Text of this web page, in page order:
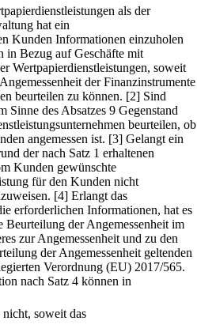
als der
hat ein
Kunden Informationen einzuholen
in Bezug auf Geschäfte mit
Wertpapierdienstleistungen, soweit
der Finanzinstrumente
beurteilen zu können. [2] Sind
Sinne des Absatzes 9 Gegenstand
beurteilen, ob
angemessen ist. [3] Gelangt ein
der nach Satz 1 erhaltenen
Kunden gewünschte
für den Kunden nicht
[4] Erlangt das
erforderlichen Informationen, hat es
Beurteilung der Angemessenheit im
zur Angemessenheit und zu den
der Angemessenheit geltenden
Verordnung (EU) 2017/565.
nach Satz 4 können in
soweit das